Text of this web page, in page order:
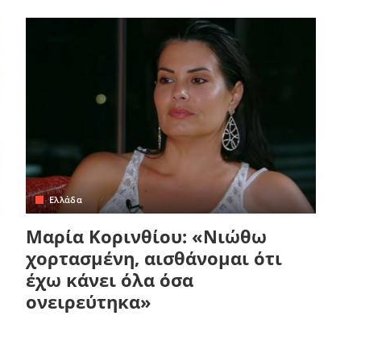
Ελλάδα
Μαρία Κορινθίου: «Νιώθω
χορτασμένη, αισθάνομαι ότι
έχω κάνει όλα όσα
ονειρεύτηκα»